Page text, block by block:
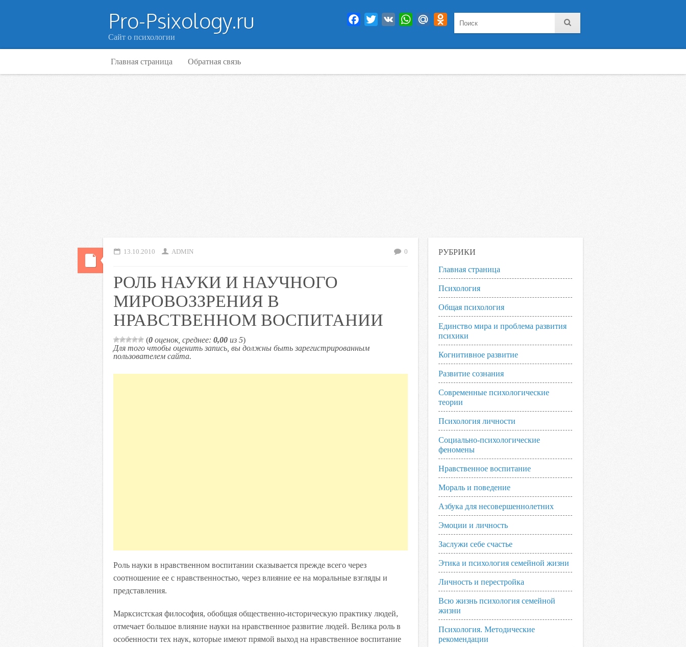
Pro-Psixology.ru
Сайт о психологии
Facebook
Twitter VK WhatsAppMail.RuOdnoklassniki
Главная страница Обратная связь
13.10.2010 ADMIN 0
РОЛЬ НАУКИ И НАУЧНОГО
МИРОВОЗЗРЕНИЯ В
НРАВСТВЕННОМ ВОСПИТАНИИ
(0 оценок, среднее: 0,00 из 5)
Для того чтобы оценить запись, вы должны быть зарегистрированным
пользователем сайта.
Роль науки в нравственном воспитании сказывается прежде всего через
соотношение ее с нравственностью, через влияние ее на моральные взгляды и
представления.
Марксистская философия, обобщая общественно-историческую практику людей,
отмечает большое влияние науки на нравственное развитие людей. Велика роль в
особенности тех наук, которые имеют прямой выход на нравственное воспитание
РУБРИКИ
Главная страница
Психология
Общая психология
Единство мира и проблема развития
психики
Когнитивное развитие
Развитие сознания
Современные психологические
теории
Психология личности
Социально-психологические
феномены
Нравственное воспитание
Мораль и поведение
Азбука для несовершеннолетних
Эмоции и личность
Заслужи себе счастье
Этика и психология семейной жизни
Личность и перестройка
Всю жизнь психология семейной
жизни
Психология. Методические
рекомендации